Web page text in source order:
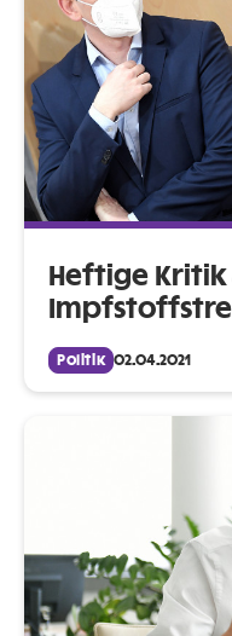
Heftige Kritik
Politik 02.04.2021